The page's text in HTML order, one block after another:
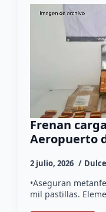
Frenan
Aeropuerto
2 julio, 2026
•Aseguran
mil pastillas.